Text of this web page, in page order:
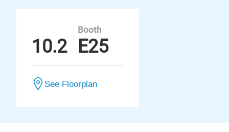
10.2
Booth
E25
See Floorplan